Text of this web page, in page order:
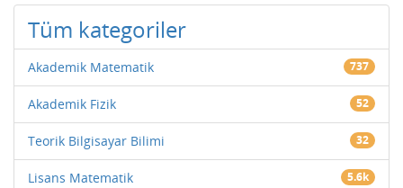
Tüm kategoriler
Akademik Matematik 737
Akademik Fizik 52
Teorik Bilgisayar Bilimi 32
Lisans Matematik 5.6k